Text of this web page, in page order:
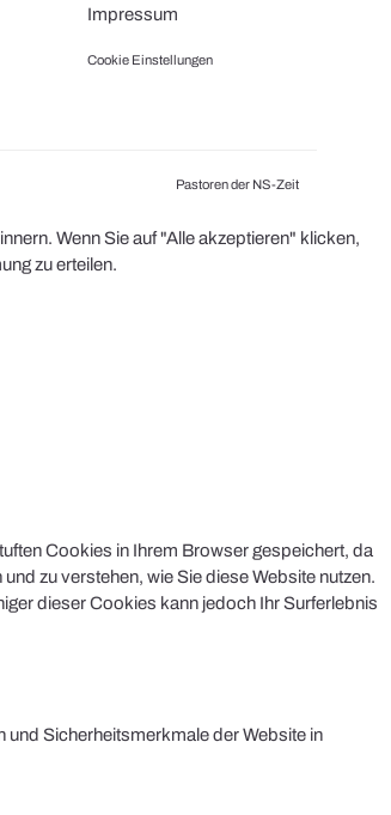
Impressum
Cookie Einstellungen
Pastoren der NS-Zeit
Wenn Sie auf "Alle akzeptieren" klicken,
zu erteilen.
Cookies in Ihrem Browser gespeichert, da
zu verstehen, wie Sie diese Website nutzen.
dieser Cookies kann jedoch Ihr Surferlebnis
Sicherheitsmerkmale der Website in